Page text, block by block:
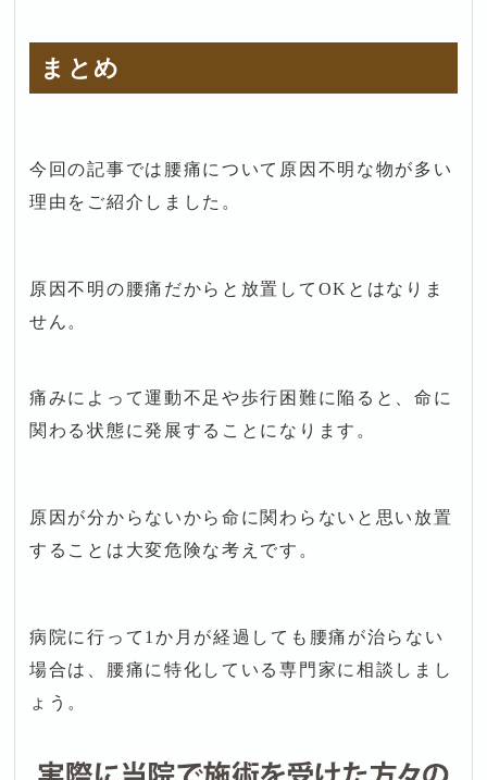
まとめ
今回の記事では腰痛について原因不明な物が多い
理由をご紹介しました。
原因不明の腰痛だからと放置してOKとはなりま
せん。
痛みによって運動不足や歩行困難に陥ると、命に
関わる状態に発展することになります。
原因が分からないから命に関わらないと思い放置
することは大変危険な考えです。
病院に行って1か月が経過しても腰痛が治らない
場合は、腰痛に特化している専門家に相談しまし
ょう。